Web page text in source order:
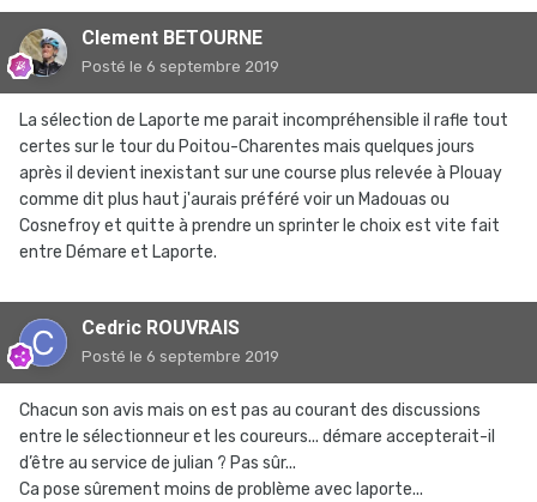
Clement BETOURNE
Posté le 6 septembre 2019
La sélection de Laporte me parait incompréhensible il rafle tout
certes sur le tour du Poitou-Charentes mais quelques jours
après il devient inexistant sur une course plus relevée à Plouay
comme dit plus haut j'aurais préféré voir un Madouas ou
Cosnefroy et quitte à prendre un sprinter le choix est vite fait
entre Démare et Laporte.
Cedric ROUVRAIS
Posté le 6 septembre 2019
Chacun son avis mais on est pas au courant des discussions
entre le sélectionneur et les coureurs... démare accepterait-il
d’être au service de julian ? Pas sûr...
Ca pose sûrement moins de problème avec laporte...